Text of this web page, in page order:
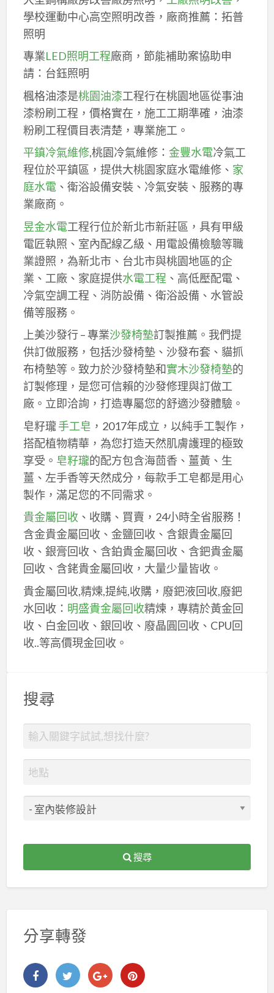
學校運動中心高空照明改善，廠商推薦：拓普
照明
專業LED照明工程廠商，節能補助案協助申
請：台鈺照明
楓格油漆是桃園油漆工程行在桃園地區從事油
漆粉刷工程，價格實在，施工工期準確，油漆
粉刷工程價目表清楚，專業施工。
平鎮冷氣維修,桃園冷氣維修： 金豐水電冷氣工
程位於平鎮區，提供大桃園家庭水電維修、 家
庭水電、衛浴設備安裝、冷氣安裝、服務的專
業廠商。
昱金水電工程行位於新北市新莊區，具有甲級
電匠執照、室內配線乙級、用電設備檢驗等職
業證照，為新北市、台北市與桃園地區的企
業、工廠、家庭提供水電工程 、高低壓配電、
冷氣空調工程、消防設備、衛浴設備、水管設
備等服務。
上美沙發行 – 專業沙發椅墊訂製推薦。我們提
供訂做服務，包括沙發椅墊、沙發布套、貓抓
布椅墊等。致力於沙發椅墊和實木沙發椅墊的
訂製修理，是您可信賴的沙發修理與訂做工
廠。立即洽詢，打造專屬您的舒適沙發體驗。
皂籽瓏手工皂 ，2017年成立，以純手工製作，
搭配植物精華，為您打造天然肌膚護理的極致
享受。 皂籽瓏的配方包含海茴香、薑黃、生
薑、左手香等天然成分，每款手工皂都是用心
製作，滿足您的不同需求。
貴金屬回收、收購、買賣，24小時全省服務！
含金貴金屬回收、金鹽回收、含銀貴金屬回
收、銀膏回收、含鉑貴金屬回收、含鈀貴金屬
回收、含銠貴金屬回收，大量少量皆收。
貴金屬回收,精煉,提純,收購，廢鈀液回收,廢鈀
水回收： 明盛貴金屬回收精煉，專精於黃金回
收、白金回收、銀回收、廢晶圓回收、CPU回
收..等高價現金回收。
搜尋
搜尋
分享轉發